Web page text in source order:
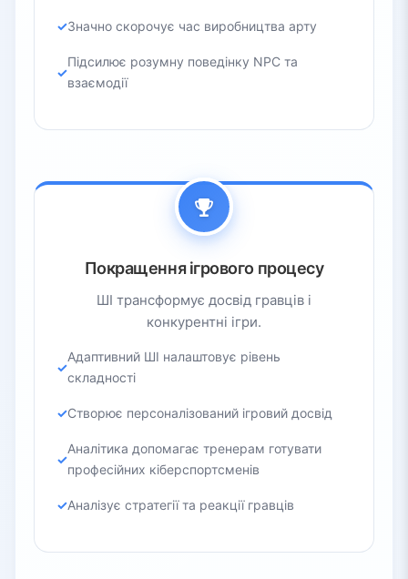
Значно скорочує час виробництва арту
Підсилює розумну поведінку NPC та
взаємодії
Покращення ігрового процесу
ШІ трансформує досвід гравців і
конкурентні ігри.
Адаптивний ШІ налаштовує рівень
складності
Створює персоналізований ігровий досвід
Аналітика допомагає тренерам готувати
професійних кіберспортсменів
Аналізує стратегії та реакції гравців